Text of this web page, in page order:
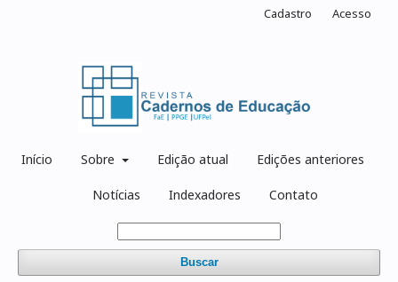
Início Sobre Edição atual Edições anteriores
Notícias Indexadores Contato
Buscar
Cadastro Acesso